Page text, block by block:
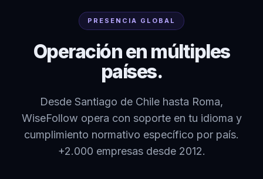
PRESENCIA GLOBAL
Operación en múltiples
países.
Desde Santiago de Chile hasta Roma,
WiseFollow opera con soporte en tu idioma y
cumplimiento normativo específico por país.
+2.000 empresas desde 2012.